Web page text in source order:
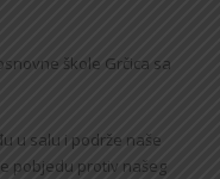
škole Grčica sa
u salu i podrže naše
pobjedu protiv našeg